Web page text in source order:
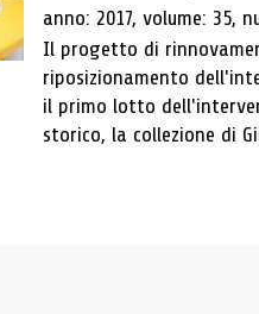
anno: 2017, volume: 35,
Il progetto di
riposizionamento
il primo lotto
storico, la collezione di